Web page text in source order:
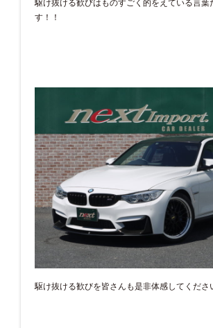
駆け抜ける歓びはものすごく的をえている言葉
す！！
駆け抜ける歓びを皆さんも是非体感してくださ